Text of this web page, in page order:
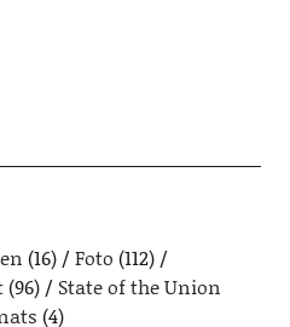
(16) Foto (112)
(96)
State of the Union
(4)